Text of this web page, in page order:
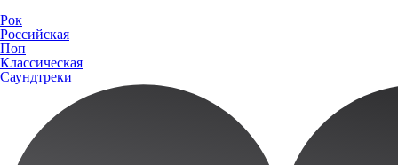
Рок
Российская
Поп
Классическая
Саундтреки